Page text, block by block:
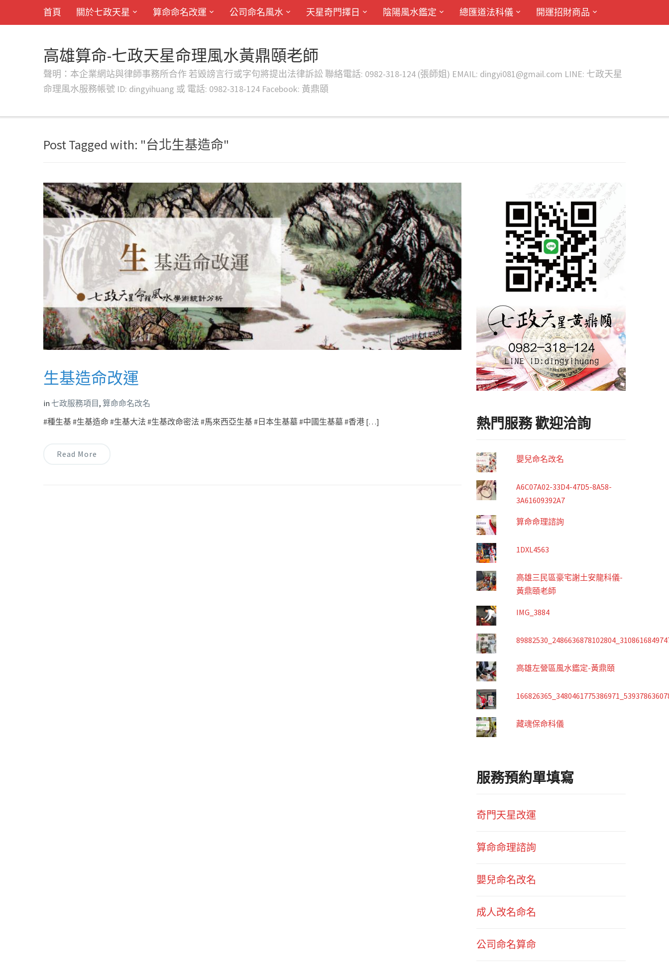
首頁 關於七政天星 算命命名改運 公司命名風水 天星奇門擇日 陰陽風水鑑定 總匯道法科儀 開運招財商品
高雄算命-七政天星命理風水黃鼎頤老師
聲明：本企業網站與律師事務所合作 若毀謗言行或字句將提出法律訴訟 聯絡電話: 0982-318-124 (張師姐) EMAIL: dingyi081@gmail.com LINE: 七政天星
命理風水服務帳號 ID: dingyihuang 或 電話: 0982-318-124 Facebook: 黃鼎頤
Post Tagged with: "台北生基造命"
生基造命改運
in 七政服務項目 , 算命命名改名
#種生基 #生基造命 #生基大法 #生基改命密法 #馬來西亞生基 #日本生基墓 #中國生基墓 #香港 […]
Read More
熱門服務 歡迎洽詢
嬰兒命名改名
A6C07A02-33D4-47D5-8A58-
3A61609392A7
算命命理諮詢
1DXL4563
高雄三民區豪宅謝土安龍科儀-
黃鼎頤老師
IMG_3884
高雄左營區風水鑑定-黃鼎頤
藏魂保命科儀
服務預約單填寫
奇門天星改運
算命命理諮詢
嬰兒命名改名
成人改名命名
公司命名算命